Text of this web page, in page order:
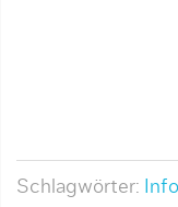
Schlagwörter: